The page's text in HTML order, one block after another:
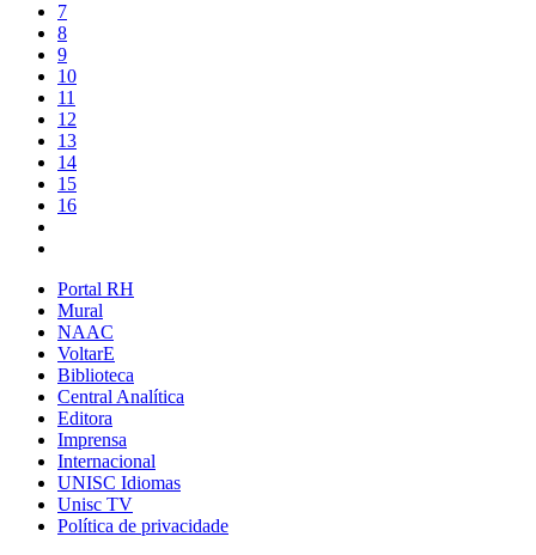
7
8
9
10
11
12
13
14
15
16
Portal RH
Mural
NAAC
VoltarE
Biblioteca
Central Analítica
Editora
Imprensa
Internacional
UNISC Idiomas
Unisc TV
Política de privacidade